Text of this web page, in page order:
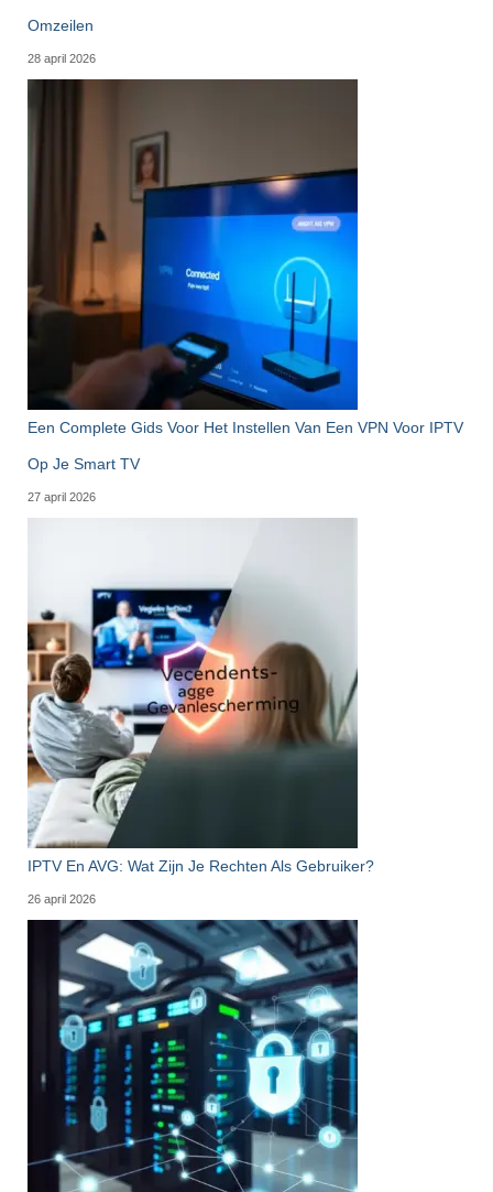
Omzeilen
28 april 2026
Een Complete Gids Voor Het Instellen Van Een VPN Voor IPTV
Op Je Smart TV
27 april 2026
IPTV En AVG: Wat Zijn Je Rechten Als Gebruiker?
26 april 2026